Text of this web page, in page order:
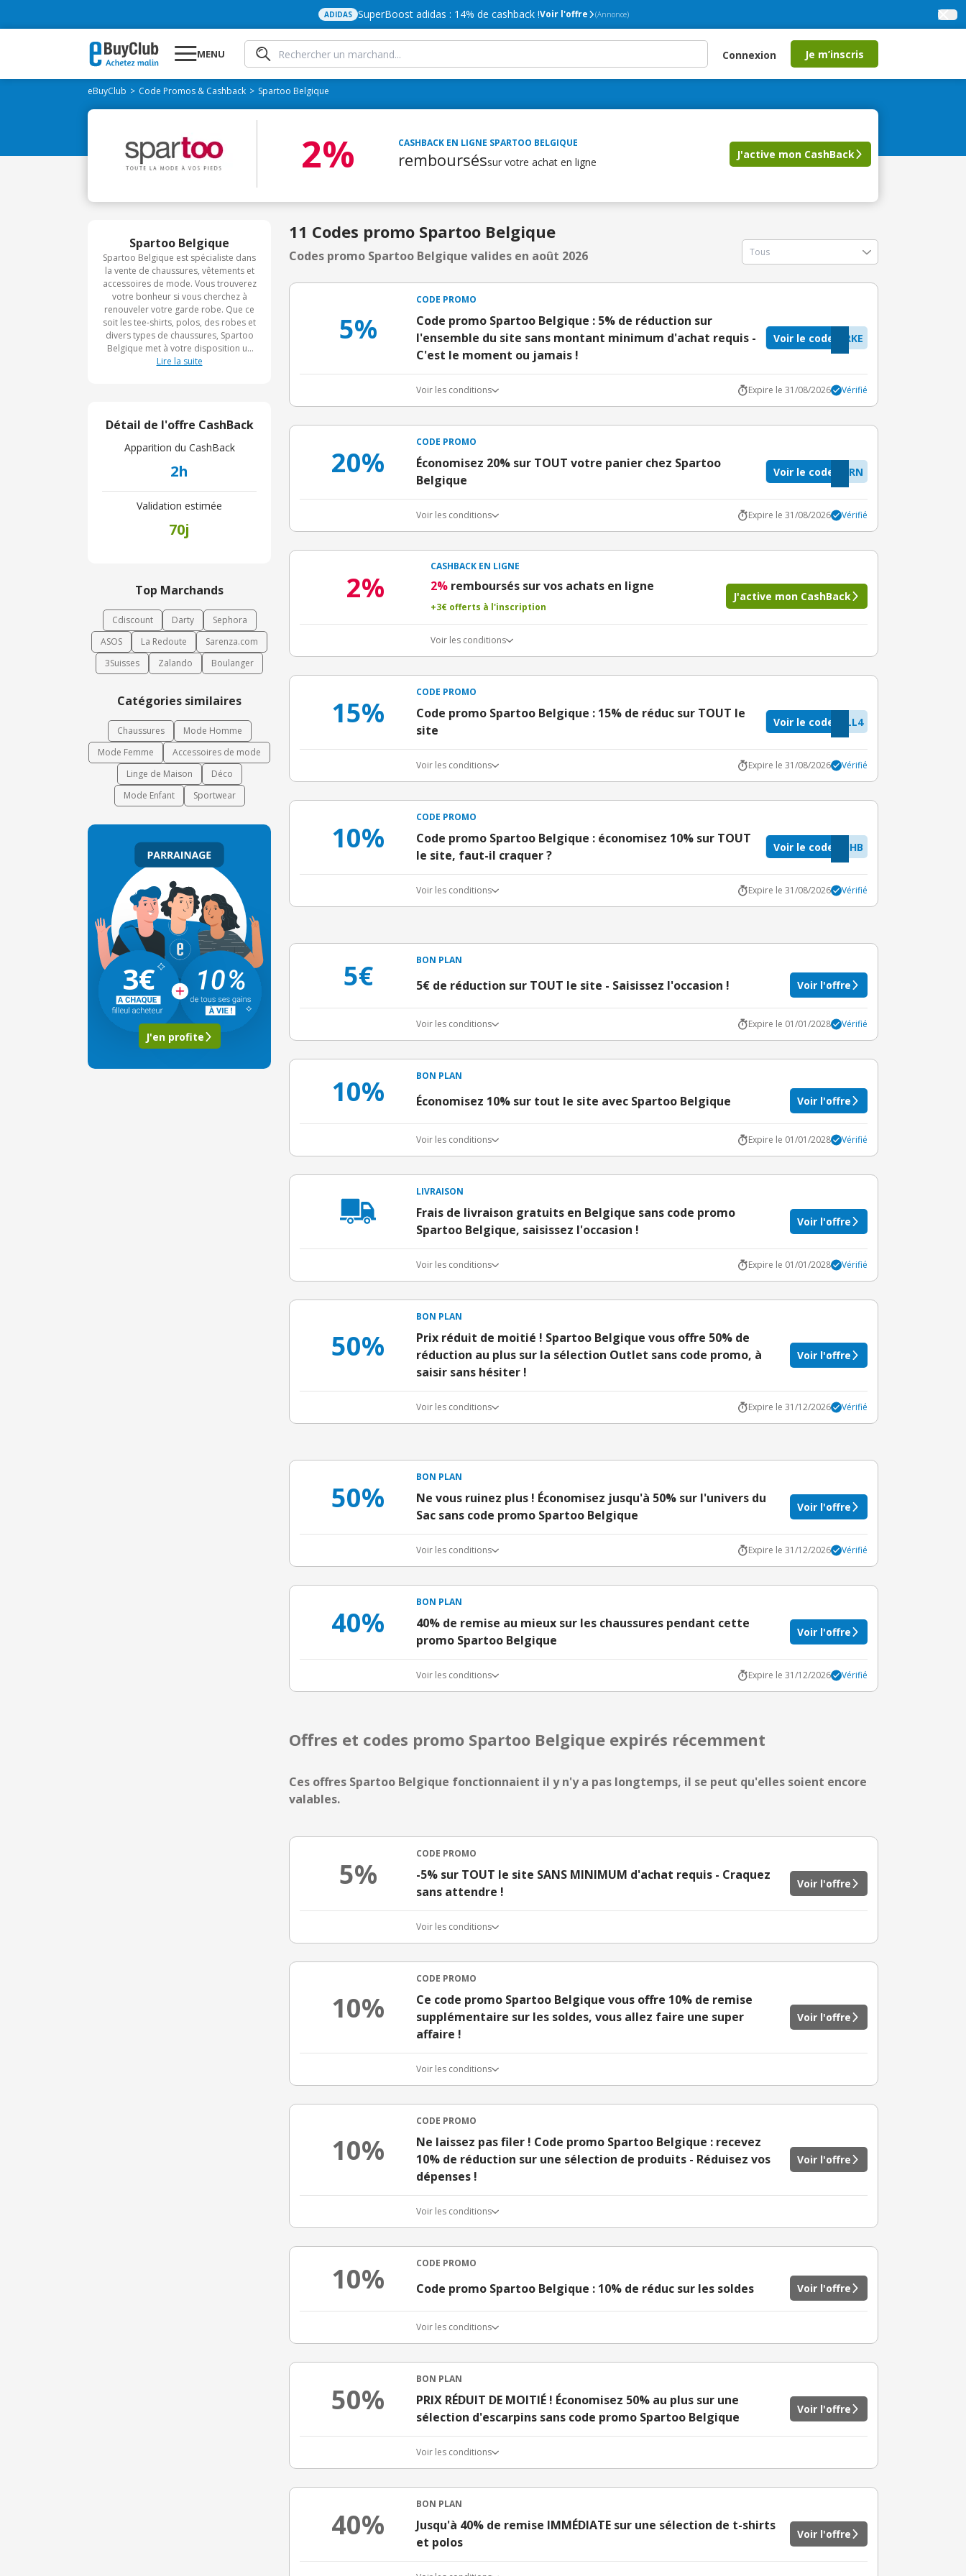
ADIDAS SuperBoost adidas : 14% de cashback !Voir l'offre (Annonce)
MENU Connexion Je m’inscris
eBuyClub Code Promos & Cashback Spartoo Belgique
2% CASHBACK EN LIGNE SPARTOO BELGIQUE
rembourséssur votre achat en ligne
J'active mon CashBack
Spartoo Belgique
Spartoo Belgique est spécialiste dans
la vente de chaussures, vêtements et
accessoires de mode. Vous trouverez
votre bonheur si vous cherchez à
renouveler votre garde robe. Que ce
soit les tee-shirts, polos, des robes et
divers types de chaussures, Spartoo
Belgique met à votre disposition un
large choix de produits. Soyez à
Lire la suite
Détail de l'offre CashBack
Apparition du CashBack
2h
Validation estimée
70j
Top Marchands
Cdiscount Darty
Sephora
ASOS
La Redoute
Sarenza.com
3Suisses
Zalando Boulanger
Catégories similaires
Chaussures
Mode Homme
Mode Femme
Accessoires de mode
Linge de Maison
Déco
Mode Enfant
Sportwear
3€
J'en profite
11 Codes promo Spartoo Belgique
Codes promo Spartoo Belgique valides en août 2026
5%
CODE PROMO
Code promo Spartoo Belgique : 5% de réduction sur
l'ensemble du site sans montant minimum d'achat requis -
C'est le moment ou jamais !
RKE
Voir le code
Voir les conditions Expire le 31/08/2026 Vérifié
20%
CODE PROMO
Économisez 20% sur TOUT votre panier chez Spartoo
Belgique
YRN
Voir le code
Voir les conditions Expire le 31/08/2026 Vérifié
2%
CASHBACK EN LIGNE
2% remboursés sur vos achats en ligne
+3€ offerts à l'inscription
J'active mon CashBack
Voir les conditions
15%
CODE PROMO
Code promo Spartoo Belgique : 15% de réduc sur TOUT le
site
LL4
Voir le code
Voir les conditions Expire le 31/08/2026 Vérifié
10%
CODE PROMO
Code promo Spartoo Belgique : économisez 10% sur TOUT
le site, faut-il craquer ?
IHB
Voir le code
Voir les conditions Expire le 31/08/2026 Vérifié
5€ BON PLAN
5€ de réduction sur TOUT le site - Saisissez l'occasion ! Voir l'offre
Voir les conditions Expire le 01/01/2028 Vérifié
10% BON PLAN
Économisez 10% sur tout le site avec Spartoo Belgique Voir l'offre
Voir les conditions Expire le 01/01/2028 Vérifié
LIVRAISON
Frais de livraison gratuits en Belgique sans code promo
Spartoo Belgique, saisissez l'occasion !
Voir l'offre
Voir les conditions Expire le 01/01/2028 Vérifié
50%
BON PLAN
Prix réduit de moitié ! Spartoo Belgique vous offre 50% de
réduction au plus sur la sélection Outlet sans code promo, à
saisir sans hésiter !
Voir l'offre
Voir les conditions Expire le 31/12/2026 Vérifié
50%
BON PLAN
Ne vous ruinez plus ! Économisez jusqu'à 50% sur l'univers du
Sac sans code promo Spartoo Belgique
Voir l'offre
Voir les conditions Expire le 31/12/2026 Vérifié
40%
BON PLAN
40% de remise au mieux sur les chaussures pendant cette
promo Spartoo Belgique
Voir l'offre
Voir les conditions Expire le 31/12/2026 Vérifié
Offres et codes promo Spartoo Belgique expirés récemment
Ces offres Spartoo Belgique fonctionnaient il y n'y a pas longtemps, il se peut qu'elles soient encore
valables.
5%
CODE PROMO
-5% sur TOUT le site SANS MINIMUM d'achat requis - Craquez
sans attendre !
Voir l'offre
Voir les conditions
10%
CODE PROMO
Ce code promo Spartoo Belgique vous offre 10% de remise
supplémentaire sur les soldes, vous allez faire une super
affaire !
Voir l'offre
Voir les conditions
10%
CODE PROMO
Ne laissez pas filer ! Code promo Spartoo Belgique : recevez
10% de réduction sur une sélection de produits - Réduisez vos
dépenses !
Voir l'offre
Voir les conditions
10% CODE PROMO
Code promo Spartoo Belgique : 10% de réduc sur les soldes Voir l'offre
Voir les conditions
50%
BON PLAN
PRIX RÉDUIT DE MOITIÉ ! Économisez 50% au plus sur une
sélection d'escarpins sans code promo Spartoo Belgique
Voir l'offre
Voir les conditions
40%
BON PLAN
Jusqu'à 40% de remise IMMÉDIATE sur une sélection de t-shirts
et polos
Voir l'offre